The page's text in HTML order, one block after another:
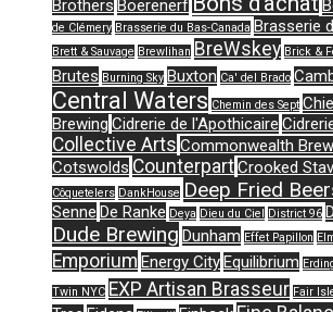
Brothers Boerenerf
de Clémery Brasserie du Bas-Canada Brasserie
Brett & Sauvage Brewlihan BreWskey Brick &
Brutes Burning Sky Buxton Ca' del Brado
Central Waters Chemin des Sept
Brewing Cidrerie de l'Apothicaire
Collective Arts Commonwealth
Cotswolds CounterpartCrooked
Côquetelers DankHouse Deep Fried
Senne De Ranke Deya Dieu du Ciel District 96
Dude Brewing Dunham Effet Papillon
Emporium Energy CityEquilibrium
Twin NYC EXP Artisan Brasseur Fair